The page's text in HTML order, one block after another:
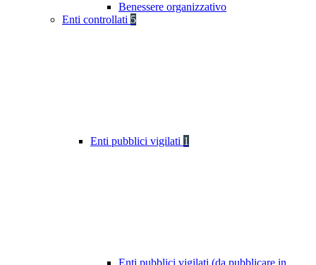
Benessere organizzativo
Enti controllati 5
Enti pubblici vigilati 1